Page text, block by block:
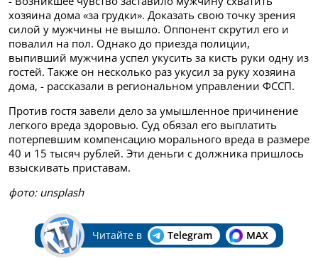
хозяина дома «за грудки». Доказать свою точку зрения
силой у мужчины не вышло. Оппонент скрутил его и
повалил на пол. Однако до приезда полиции,
выпивший мужчина успел укусить за кисть руки одну из
гостей. Также он несколько раз укусил за руку хозяина
дома, - рассказали в региональном управлении ФССП.
Против гостя завели дело за умышленное причинение
легкого вреда здоровью. Суд обязал его выплатить
потерпевшим компенсацию морального вреда в размере
40 и 15 тысяч рублей. Эти деньги с должника пришлось
взыскивать приставам.
фото: unsplash
Читайте в Telegram MAX